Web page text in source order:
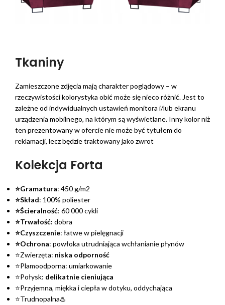
Tkaniny
Zamieszczone zdjęcia mają charakter poglądowy – w
rzeczywistości kolorystyka obić może się nieco różnić. Jest to
zależne od indywidualnych ustawień monitora i/lub ekranu
urządzenia mobilnego, na którym są wyświetlane. Inny kolor niż
ten prezentowany w ofercie nie może być tytułem do
reklamacji, lecz będzie traktowany jako zwrot
Kolekcja Forta
⭐Gramatura: 450 g/m2
⭐Skład: 100% poliester
⭐Ścieralność: 60 000 cykli
⭐Trwałość: dobra
⭐Czyszczenie: łatwe w pielęgnacji
⭐Ochrona: powłoka utrudniająca wchłanianie płynów
⭐Zwierzęta: niska odporność
⭐Plamoodporna: umiarkowanie
⭐Połysk: delikatnie cieniująca
⭐Przyjemna, miękka i ciepła w dotyku, oddychająca
⭐Trudnopalna♨️